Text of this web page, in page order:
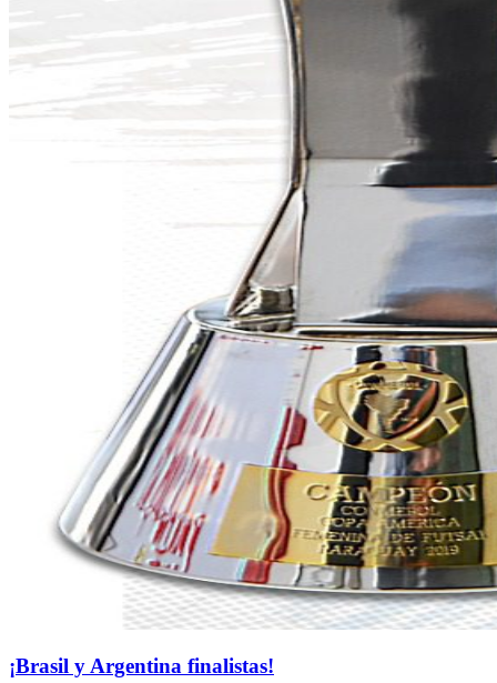
¡Brasil y Argentina finalistas!